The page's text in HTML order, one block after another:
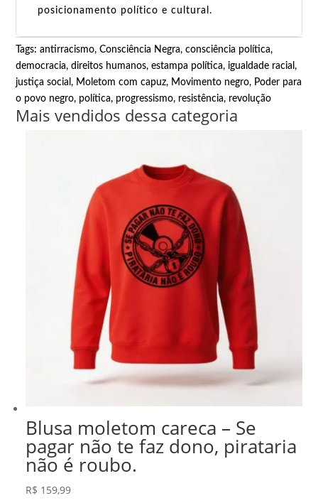
posicionamento político e cultural.
Tags:antirracismo,Consciência Negra,consciência política,
democracia,direitos humanos,estampa política,igualdade racial,
justiça social, Moletom com capuz, Movimento negro, Poder para
o povo negro, política, progressismo, resistência, revolução
Mais vendidos dessa categoria
Blusa moletom careca – Se
pagar não te faz dono, pirataria
não é roubo.
R$ 159,99